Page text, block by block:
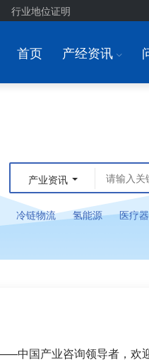
行业地位证明
首页 产经资讯 I
产业资讯
冷链物流 氢能源 医疗
中国产业咨询领导者，欢